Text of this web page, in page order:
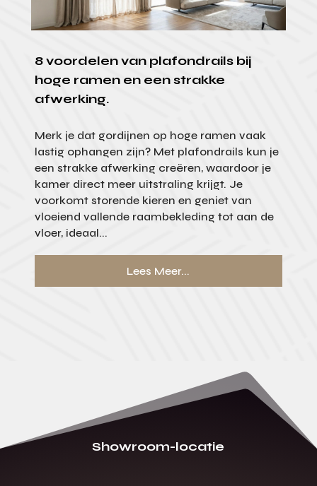
8 voordelen van plafondrails bij
hoge ramen en een strakke
afwerking.
Merk je dat gordijnen op hoge ramen vaak
lastig ophangen zijn? Met plafondrails kun je
een strakke afwerking creëren, waardoor je
kamer direct meer uitstraling krijgt. Je
voorkomt storende kieren en geniet van
vloeiend vallende raambekleding tot aan de
vloer, ideaal...
Lees Meer...
Showroom-locatie